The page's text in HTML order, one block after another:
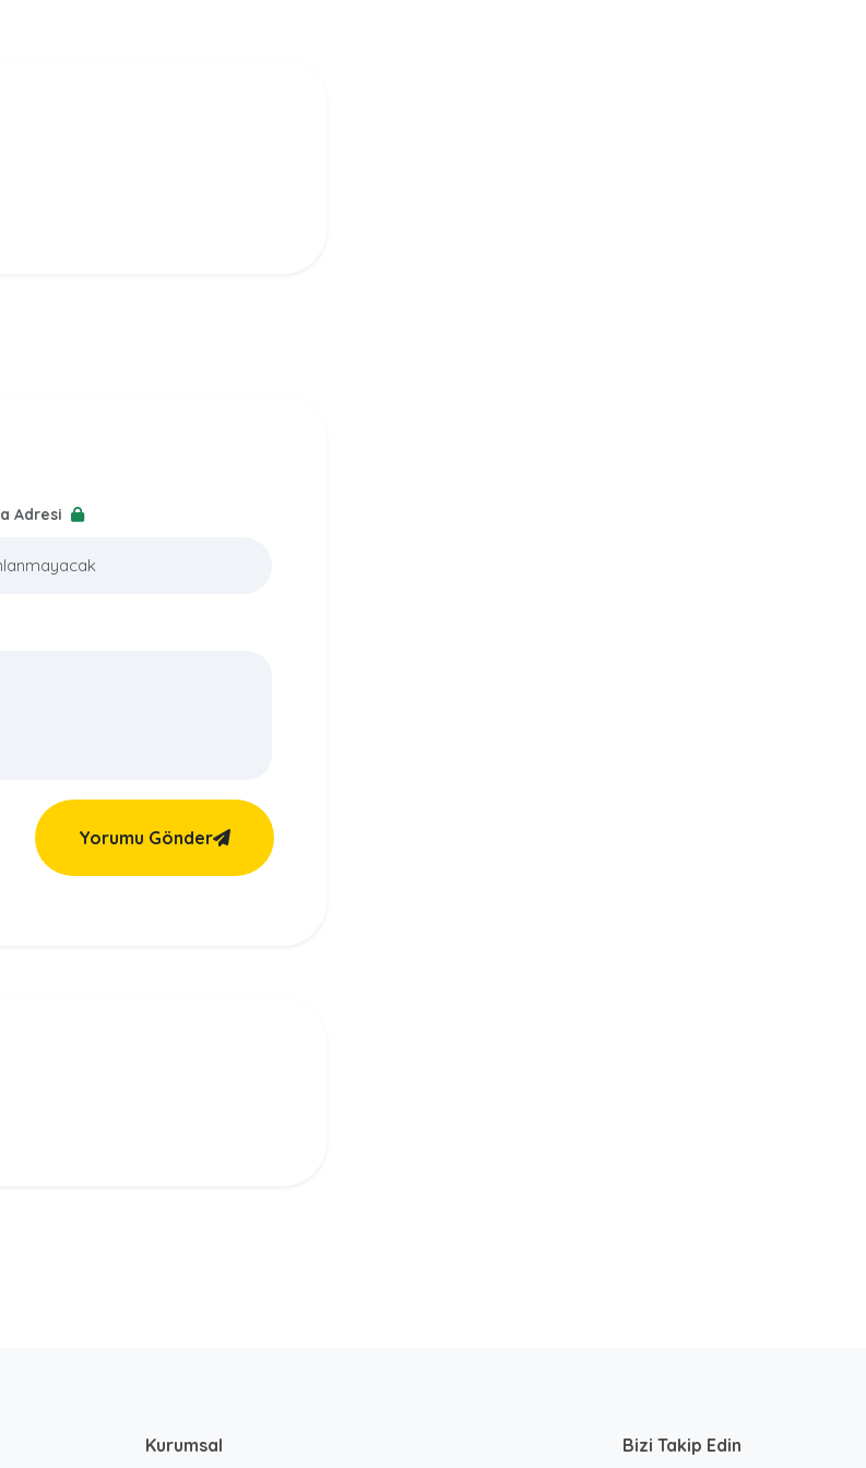
Adresi
Yorumu Gönder
Kurumsal Bizi Takip Edin